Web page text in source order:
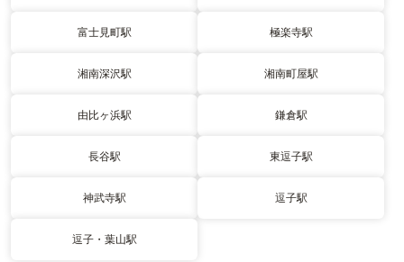
富士見町駅 極楽寺駅
湘南深沢駅 湘南町屋駅
由比ヶ浜駅 鎌倉駅
長谷駅 東逗子駅
神武寺駅 逗子駅
逗子・葉山駅